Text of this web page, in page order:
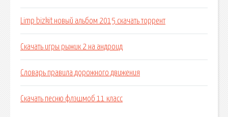
Limp bizkit новый альбом 2015 скачать торрент
Скачать игры рыжик 2 на андроид
Словарь правила дорожного движения
Скачать песню флэшмоб 11 класс